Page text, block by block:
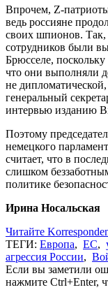
Впрочем, Z-
ведь россияне
своих шпионов. Так,
сотрудников были
Брюсселе,
что они выполняли
не
генеральный
интервью изданию
Поэтому
немецкого
считает, что в
слишком
политике
Ирина Носальская
Читайте
ТЕГИ: Европа, ЕС,
агрессия России,
Если вы заметили
нажмите Ctrl+Enter,